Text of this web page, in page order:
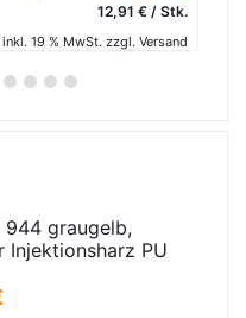
12,91 € / Stk.
inkl. 19 % MwSt. zzgl. Versand
7 8 9 10
944 graugelb,
Injektionsharz PU